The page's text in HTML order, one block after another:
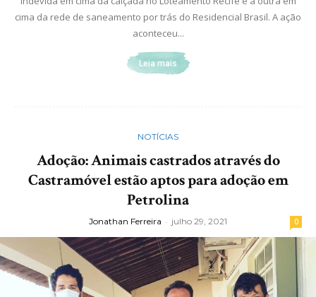
cima da rede de saneamento por trás do Residencial Brasil. A ação
aconteceu...
Leia mais
NOTÍCIAS
Adoção: Animais castrados através do
Castramóvel estão aptos para adoção em
Petrolina
Jonathan Ferreira - julho 29, 2021 0